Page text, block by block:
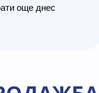
още днес